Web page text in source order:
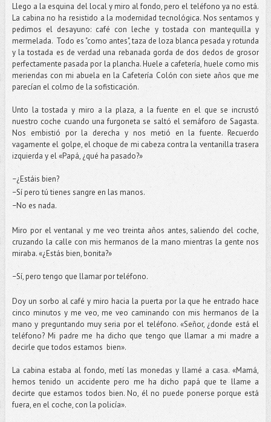
Llego a la esquina del local y miro al fondo, pero el teléfono ya no está.
La cabina no ha resistido a la modernidad tecnológica. Nos sentamos y
pedimos el desayuno: café con leche y tostada con mantequilla y
mermelada. Todo es "como antes", taza de loza blanca pesada y rotunda
y la tostada es de verdad una rebanada gorda de dos dedos de grosor
perfectamente pasada por la plancha. Huele a cafetería, huele como mis
meriendas con mi abuela en la Cafetería Colón con siete años que me
parecían el colmo de la sofisticación.
Unto la tostada y miro a la plaza, a la fuente en el que se incrustó
nuestro coche cuando una furgoneta se saltó el semáforo de Sagasta.
Nos embistió por la derecha y nos metió en la fuente. Recuerdo
vagamente el golpe, el choque de mi cabeza contra la ventanilla trasera
izquierda y el «Papá, ¿qué ha pasado?»
–¿Estáis bien?
–Sí pero tú tienes sangre en las manos.
–No es nada.
Miro por el ventanal y me veo treinta años antes, saliendo del coche,
cruzando la calle con mis hermanos de la mano mientras la gente nos
miraba. «¿Estás bien, bonita?»
–Sí, pero tengo que llamar por teléfono.
Doy un sorbo al café y miro hacia la puerta por la que he entrado hace
cinco minutos y me veo, me veo caminando con mis hermanos de la
mano y preguntando muy seria por el teléfono. «Señor, ¿donde está el
teléfono? Mi padre me ha dicho que tengo que llamar a mi madre a
decirle que todos estamos bien».
La cabina estaba al fondo, metí las monedas y llamé a casa. «Mamá,
hemos tenido un accidente pero me ha dicho papá que te llame a
decirte que estamos todos bien. No, él no puede ponerse porque está
fuera, en el coche, con la policía».